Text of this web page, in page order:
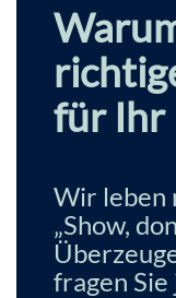
für Ihr
Wir leben
„Show,
fragen